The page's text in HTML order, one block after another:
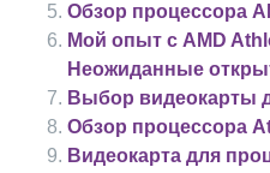
Обзор процессора
Мой опыт с AMD
Неожиданные
Выбор видеокарты
Обзор процессора
Видеокарта для